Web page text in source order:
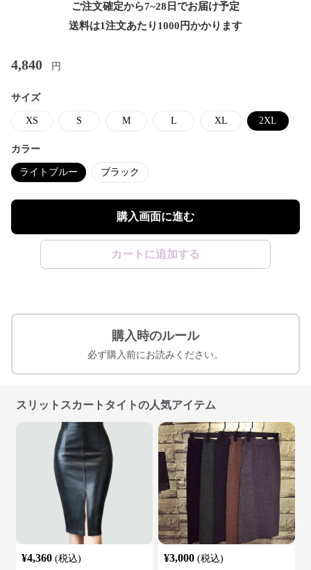
ご注文確定から7~28日でお届け予定
送料は1注文あたり 1000 円かかります
4,840 円
サイズ
XS S M L XL 2XL
カラー
ライトブルー ブラック
購入画面に進む
カートに追加する
購入時のルール
必ず購入前にお読みください。
スリットスカートタイトの人気アイテム
¥4,360 (税込) ¥3,000 (税込)